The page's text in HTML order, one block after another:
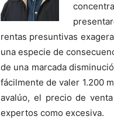
rentas presuntivas
una especie de
de una marcada
fácilmente de valer 1.200
avalúo, el precio de
expertos como excesiva.